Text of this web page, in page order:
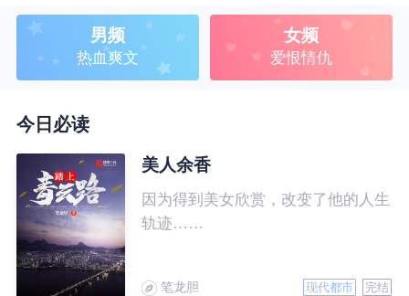
男频
热血爽文
女频
爱恨情仇
今日必读
美人余香
因为得到美女欣赏，改变了他的人生
轨迹……
笔龙胆 现代都市 完结